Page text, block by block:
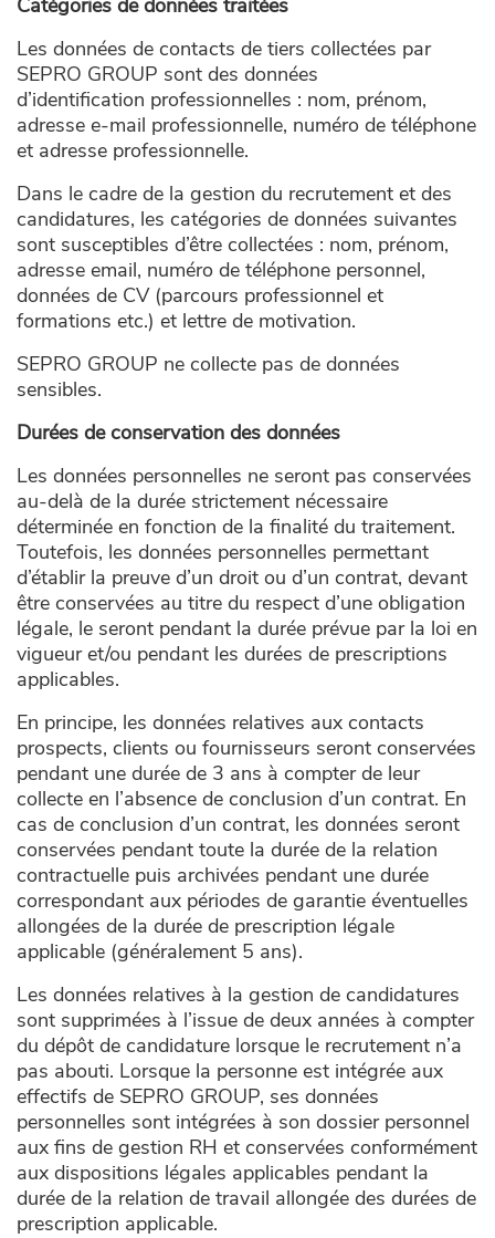
Catégories de données traitées
Les données de contacts de tiers collectées par
SEPRO GROUP sont des données
d’identification professionnelles : nom, prénom,
adresse e-mail professionnelle, numéro de téléphone
et adresse professionnelle.
Dans le cadre de la gestion du recrutement et des
candidatures, les catégories de données suivantes
sont susceptibles d’être collectées : nom, prénom,
adresse email, numéro de téléphone personnel,
données de CV (parcours professionnel et
formations etc.) et lettre de motivation.
SEPRO GROUP ne collecte pas de données
sensibles.
Durées de conservation des données
Les données personnelles ne seront pas conservées
au-delà de la durée strictement nécessaire
déterminée en fonction de la finalité du traitement.
Toutefois, les données personnelles permettant
d’établir la preuve d’un droit ou d’un contrat, devant
être conservées au titre du respect d’une obligation
légale, le seront pendant la durée prévue par la loi en
vigueur et/ou pendant les durées de prescriptions
applicables.
En principe, les données relatives aux contacts
prospects, clients ou fournisseurs seront conservées
pendant une durée de 3 ans à compter de leur
collecte en l’absence de conclusion d’un contrat. En
cas de conclusion d’un contrat, les données seront
conservées pendant toute la durée de la relation
contractuelle puis archivées pendant une durée
correspondant aux périodes de garantie éventuelles
allongées de la durée de prescription légale
applicable (généralement 5 ans).
Les données relatives à la gestion de candidatures
sont supprimées à l’issue de deux années à compter
du dépôt de candidature lorsque le recrutement n’a
pas abouti. Lorsque la personne est intégrée aux
effectifs de SEPRO GROUP, ses données
personnelles sont intégrées à son dossier personnel
aux fins de gestion RH et conservées conformément
aux dispositions légales applicables pendant la
durée de la relation de travail allongée des durées de
prescription applicable.